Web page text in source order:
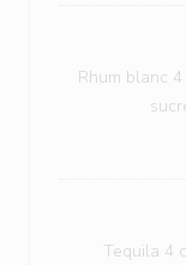
Rhum blanc
Tequila 4